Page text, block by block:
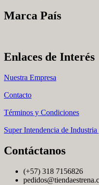
Marca País
Enlaces de Interés
Nuestra Empresa
Contacto
Términos y Condiciones
Super Intendencia de
Contáctanos
(+57) 318 7156826